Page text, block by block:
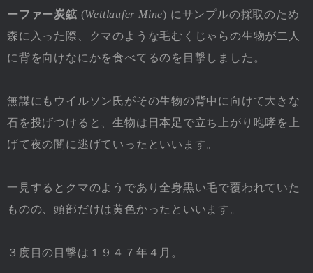
ーファー炭鉱 (Wettlaufer Mine) にサンプルの採取のため
森に入った際、クマのような毛むくじゃらの生物が二人
に背を向けなにかを食べてるのを目撃しました。
無謀にもウイルソン氏がその生物の背中に向けて大きな
石を投げつけると、生物は日本足で立ち上がり咆哮を上
げて夜の闇に逃げていったといいます。
一見するとクマのようであり全身黒い毛で覆われていた
ものの、頭部だけは黄色かったといいます。
３度目の目撃は１９４７年４月。